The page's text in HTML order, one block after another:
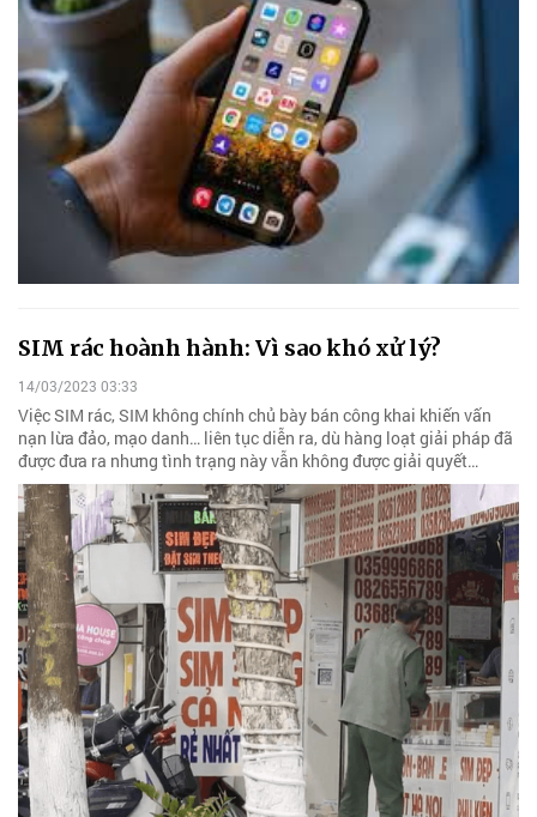
SIM rác hoành hành: Vì sao khó xử lý?
14/03/2023 03:33
Việc SIM rác, SIM không chính chủ bày bán công khai khiến vấn
nạn lừa đảo, mạo danh… liên tục diễn ra, dù hàng loạt giải pháp đã
được đưa ra nhưng tình trạng này vẫn không được giải quyết…